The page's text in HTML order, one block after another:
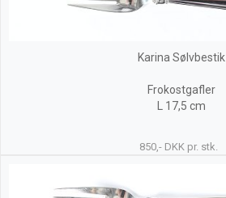
Karina Sølvbestik
Frokostgafler
L 17,5 cm
850,- DKK pr. stk.